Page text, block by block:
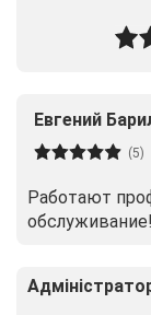
Евгений
(5)
Работают